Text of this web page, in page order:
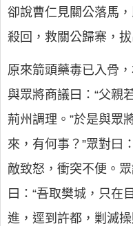
卻說曹仁見關公落馬
殺回，救關公歸寨，拔
原來箭頭藥毒已入骨
與眾將商議曰：“父親
荊州調理。”於是與眾
來，有何事？”眾對曰
敵致怒，衝突不便。
曰：“吾取樊城，只在
進，逕到許都，剿滅